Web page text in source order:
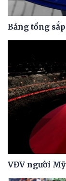
Bảng tổng
VĐV người